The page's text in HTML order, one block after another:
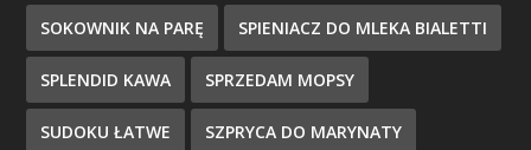
SOKOWNIK NA PARĘ SPIENIACZ DO MLEKA BIALETTI
SPLENDID KAWA SPRZEDAM MOPSY
SUDOKU ŁATWE SZPRYCA DO MARYNATY